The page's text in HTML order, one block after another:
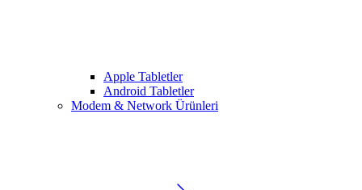
Apple Tabletler
Android Tabletler
Modem & Network Ürünleri